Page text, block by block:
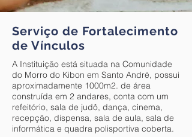
Serviço de Fortalecimento
de Vínculos
A Instituição está situada na Comunidade
do Morro do Kibon em Santo André, possui
aproximadamente 1000m2. de área
construída em 2 andares, conta com um
refeitório, sala de judô, dança, cinema,
recepção, dispensa, sala de aula, sala de
informática e quadra polisportiva coberta.